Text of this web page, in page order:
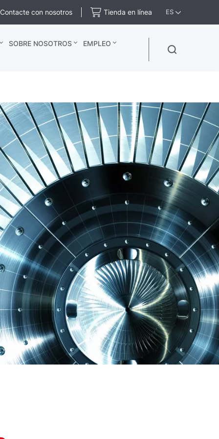
Contacte con nosotros Tienda en línea ES
SOBRE NOSOTROS EMPLEO